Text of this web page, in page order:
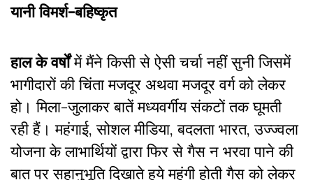
यानी विमर्श-बहिष्कृत
हाल के वर्षोंमें मैंने किसी से ऐसी चर्चा नहीं सुनी जिसमें
भागीदारों की चिंता मजदूर अथवा मजदूर वर्ग को लेकर
हो। मिला-जुलाकर बातें मध्यवर्गीय संकटों तक घूमती
रही हैं। महंगाई, सोशल मीडिया, बदलता भारत, उज्ज्वला
योजना के लाभार्थियों द्वारा फिर से गैस न भरवा पाने की
बात पर सहानुभूति दिखाते हुये महंगी होती गैस को लेकर